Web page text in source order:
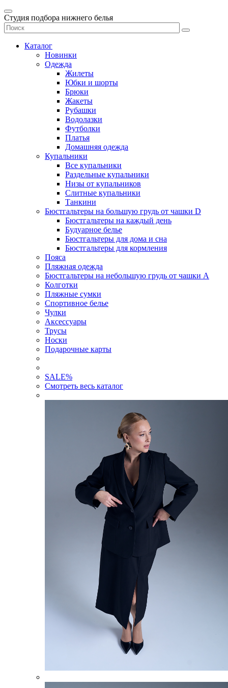
Студия подбора нижнего белья
Каталог
Новинки
Одежда
Жилеты
Юбки и шорты
Брюки
Жакеты
Рубашки
Водолазки
Футболки
Платья
Домашняя одежда
Купальники
Все купальники
Раздельные купальники
Низы от купальников
Слитные купальники
Танкини
Бюстгальтеры на большую грудь от чашки D
Бюстгальтеры на каждый день
Будуарное белье
Бюстгальтеры для дома и сна
Бюстгальтеры для кормления
Пояса
Пляжная одежда
Бюстгальтеры на небольшую грудь от чашки А
Колготки
Пляжные сумки
Спортивное белье
Чулки
Аксессуары
Трусы
Носки
Подарочные карты
SALE%
Смотреть весь каталог